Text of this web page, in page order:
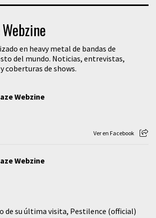
en heavy metal de bandas de
del mundo. Noticias, entrevistas,
coberturas de shows.
Webzine
Ver en Facebook
Webzine
de su última visita, Pestilence (official)